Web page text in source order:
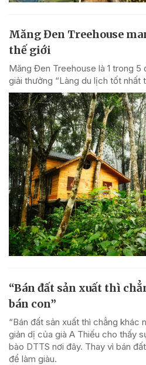
Măng Đen Treehouse
thế giới
Măng Đen Treehouse là 1 trong 5
giải thưởng “Làng du lịch tốt nhất
“Bán đất sản xuất thì
bán con”
“Bán đất sản xuất thì chẳng khác
giản dị của già A Thiếu cho thấy
bào DTTS nơi đây. Thay vì bán
để làm giàu.